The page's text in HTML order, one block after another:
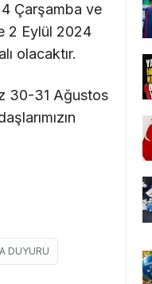
Çarşamba ve
2 Eylül 2024
olacaktır.
30-31 Ağustos
DUYURU